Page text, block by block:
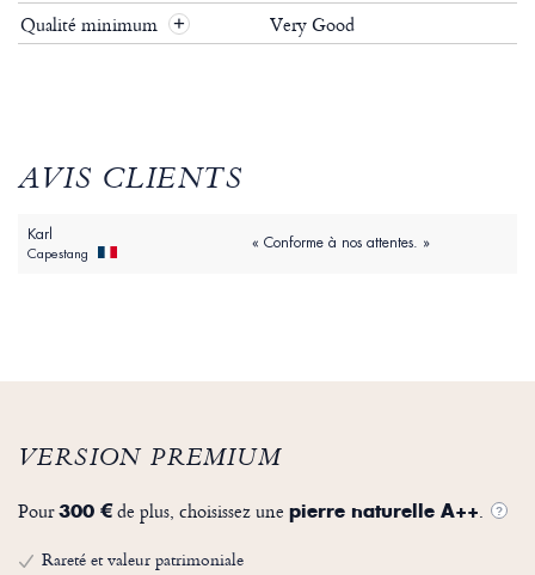
Qualité minimum
Very Good
AVIS CLIENTS
Karl
Capestang
« Conforme à nos attentes. »
VERSION PREMIUM
Pour300 €de plus, choisissez une pierre naturelle A++. ?
Rareté et valeur patrimoniale